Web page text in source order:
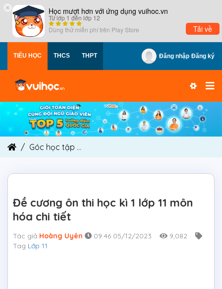
× Học mượt hơn với ứng dụng vuihoc.vn
Từ lớp 1 đến lớp 12
Dùng thử miễn phí trên Play Store Tải về
TIỂU HỌC THCS THPT Đăng nhập Đăng ký
Góc học tập
Đề cương ôn thi học kì 1 lớp 11 môn
hóa chi tiết
Tác giả Hoàng Uyên 09:46 05/12/2023
9,082
Tag Lớp 11